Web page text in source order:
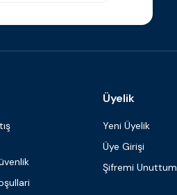
Üyelik
Yeni Üyelik
Üye Girişi
Şifremi Unuttum